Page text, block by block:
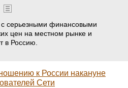
с серьезными финансовыми
цен на местном рынке и
в Россию.
к России накануне
Сети